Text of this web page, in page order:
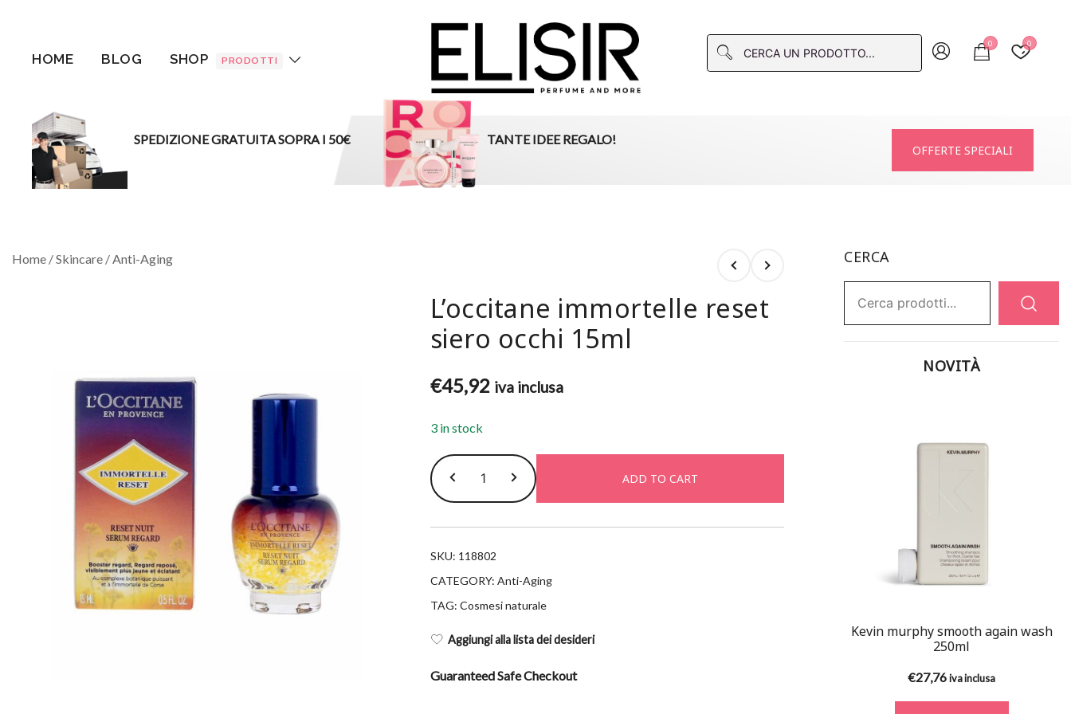
HOME BLOG SHOP PRODOTTI
ELISIR
La tua destinazione per il beauty, i profumi e la parafarmacia
0 0
SPEDIZIONE GRATUITA SOPRA I 50€ TANTE IDEE REGALO!
OFFERTE SPECIALI
Home /Skincare / Anti-Aging
L’occitane immortelle reset
siero occhi 15ml
€45,92 iva inclusa
3 in stock
L'occitane
immortelle
reset
siero
quantity
ADD TO CART
SKU: 118802
CATEGORY: Anti-Aging
TAG: Cosmesi naturale
Aggiungi alla lista dei desideri
Guaranteed Safe Checkout
CERCA
NOVITÀ
Kevin murphy smooth again wash
250ml
€27,76iva inclusa